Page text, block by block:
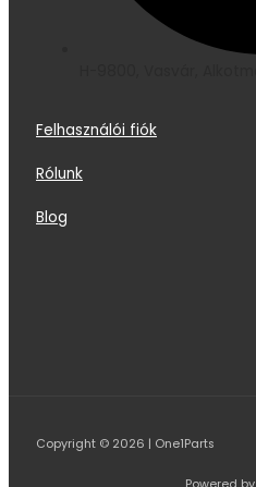
Felhasználói fiók
Rólunk
Blog
Copyright © 2026 | One1Parts